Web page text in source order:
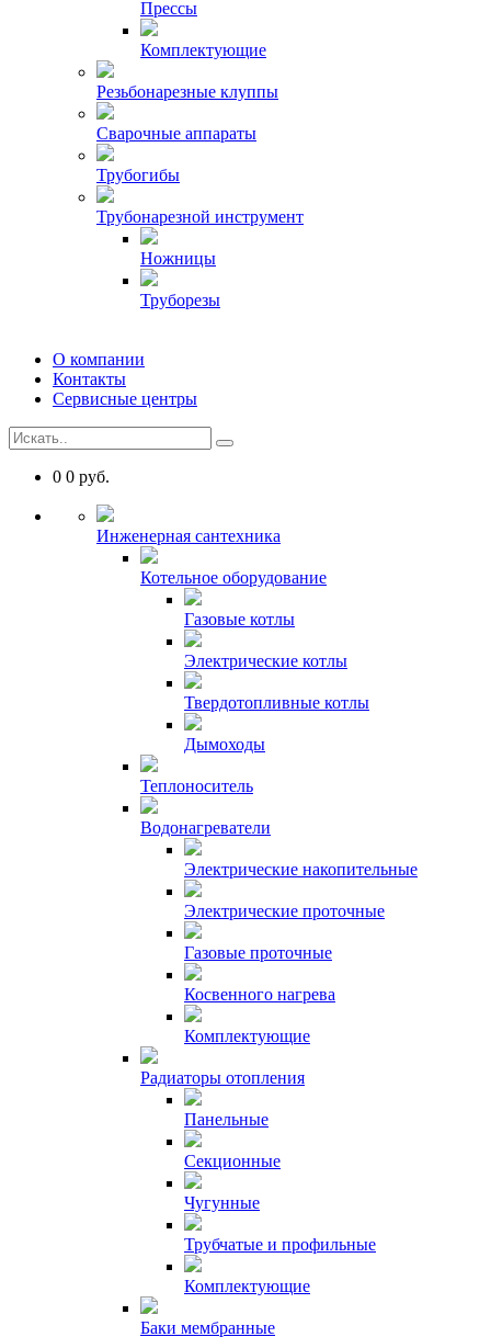
Прессы
Комплектующие
Резьбонарезные клуппы
Сварочные аппараты
Трубогибы
Трубонарезной инструмент
Ножницы
Труборезы
О компании
Контакты
Сервисные центры
0 0 руб.
Инженерная сантехника
Котельное оборудование
Газовые котлы
Электрические котлы
Твердотопливные котлы
Дымоходы
Теплоноситель
Водонагреватели
Электрические накопительные
Электрические проточные
Газовые проточные
Косвенного нагрева
Комплектующие
Радиаторы отопления
Панельные
Секционные
Чугунные
Трубчатые и профильные
Комплектующие
Баки мембранные